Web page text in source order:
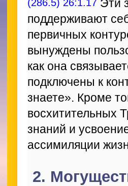
Эти
поддерживают
первичных
вынуждены
как она
подключены к
знаете». Кроме
восхитительных
знаний и
ассимиляции
2.